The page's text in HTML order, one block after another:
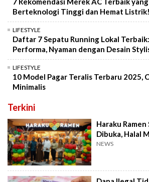
Berteknologi Tinggi dan Hemat Listrik!
LIFESTYLE
Daftar 7 Sepatu Running Lokal
Performa, Nyaman dengan Desain
LIFESTYLE
10 Model Pagar Teralis Terbaru 2025,
Minimalis
Terkini
Haraku Ramen
Dibuka, Halal
NEWS